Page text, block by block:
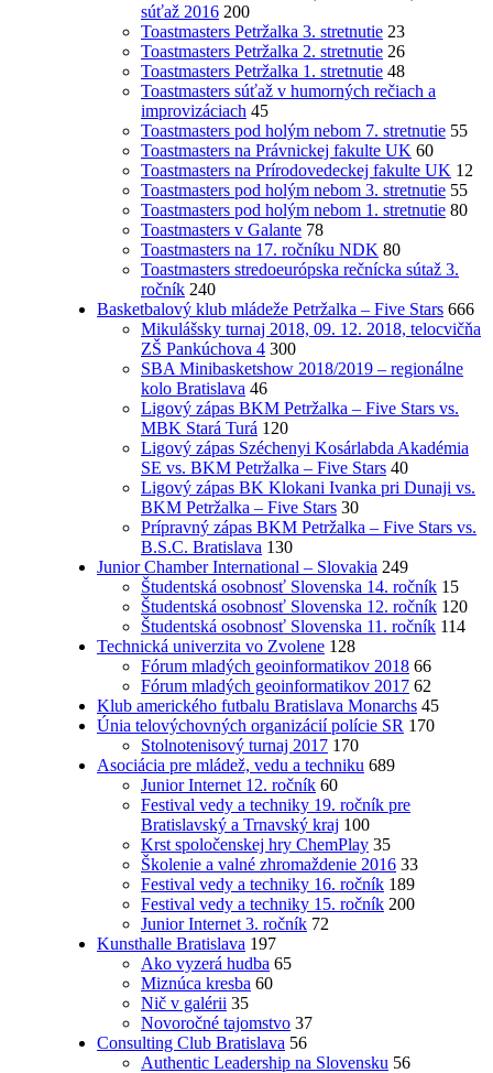
súťaž 2016 200
Toastmasters Petržalka 3. stretnutie 23
Toastmasters Petržalka 2. stretnutie 26
Toastmasters Petržalka 1. stretnutie 48
Toastmasters súťaž v humorných rečiach a
improvizáciach 45
Toastmasters pod holým nebom 7. stretnutie 55
Toastmasters na Právnickej fakulte UK 60
Toastmasters na Prírodovedeckej fakulte UK 12
Toastmasters pod holým nebom 3. stretnutie 55
Toastmasters pod holým nebom 1. stretnutie 80
Toastmasters v Galante 78
Toastmasters na 17. ročníku NDK 80
Toastmasters stredoeurópska rečnícka sútaž 3.
ročník 240
Basketbalový klub mládeže Petržalka – Five Stars 666
Mikulášsky turnaj 2018, 09. 12. 2018, telocvičňa
ZŠ Pankúchova 4 300
SBA Minibasketshow 2018/2019 – regionálne
kolo Bratislava 46
Ligový zápas BKM Petržalka – Five Stars vs.
MBK Stará Turá 120
Ligový zápas Széchenyi Kosárlabda Akadémia
SE vs. BKM Petržalka – Five Stars 40
Ligový zápas BK Klokani Ivanka pri Dunaji vs.
BKM Petržalka – Five Stars 30
Prípravný zápas BKM Petržalka – Five Stars vs.
B.S.C. Bratislava 130
Junior Chamber International – Slovakia 249
Študentská osobnosť Slovenska 14. ročník 15
Študentská osobnosť Slovenska 12. ročník 120
Študentská osobnosť Slovenska 11. ročník 114
Technická univerzita vo Zvolene 128
Fórum mladých geoinformatikov 2018 66
Fórum mladých geoinformatikov 2017 62
Klub amerického futbalu Bratislava Monarchs 45
Únia telovýchovných organizácií polície SR 170
Stolnotenisový turnaj 2017 170
Asociácia pre mládež, vedu a techniku 689
Junior Internet 12. ročník 60
Festival vedy a techniky 19. ročník pre
Bratislavský a Trnavský kraj 100
Krst spoločenskej hry ChemPlay 35
Školenie a valné zhromaždenie 2016 33
Festival vedy a techniky 16. ročník 189
Festival vedy a techniky 15. ročník 200
Junior Internet 3. ročník 72
Kunsthalle Bratislava 197
Ako vyzerá hudba 65
Miznúca kresba 60
Nič v galérii 35
Novoročné tajomstvo 37
Consulting Club Bratislava 56
Authentic Leadership na Slovensku 56